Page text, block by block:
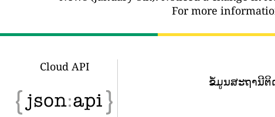
For more
Cloud API
ຂໍ້​ມູນ​ສະ​ຖາ​ນີ​ຕິ